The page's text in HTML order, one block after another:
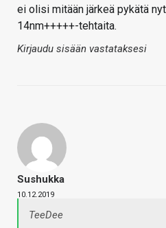
ei olisi mitään järkeä pykätä
14nm+++++-tehtaita.
Kirjaudu sisään vastataksesi
Sushukka
10.12.2019
TeeDee